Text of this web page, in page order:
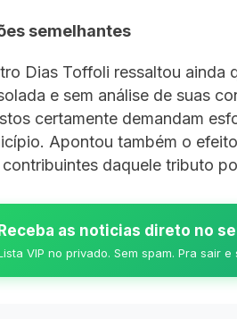
semelhantes
Dias Toffoli ressaltou ainda
e sem análise de suas
certamente demandam
Apontou também o
daquele tributo
as noticias direto no
VIP no privado. Sem spam. Pra sair e